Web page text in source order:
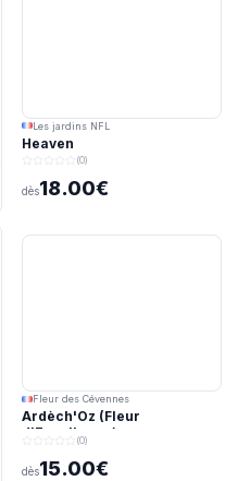
Les jardins NFL
Heaven
(0)
dès18.00€
Fleur des Cévennes
Ardèch'Oz (Fleur
d'Excellence)
(0)
dès15.00€